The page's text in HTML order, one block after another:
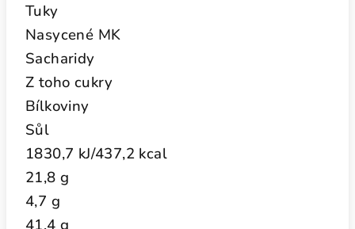
Tuky
Nasycené MK
Sacharidy
Z toho cukry
Bílkoviny
Sůl
1830,7 kJ/437,2 kcal
21,8 g
4,7 g